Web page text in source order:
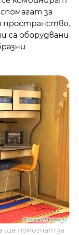
за
пространство,
са оборудвани
ще помогнат за